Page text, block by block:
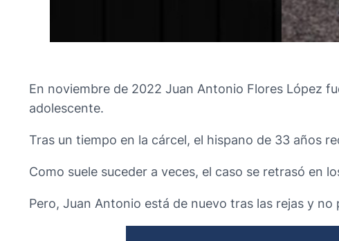
En noviembre de 2022 Juan Antonio Flores López
adolescente.
Tras un tiempo en la cárcel, el hispano de 33 años
Como suele suceder a veces, el caso se retrasó en
Pero, Juan Antonio está de nuevo tras las rejas y